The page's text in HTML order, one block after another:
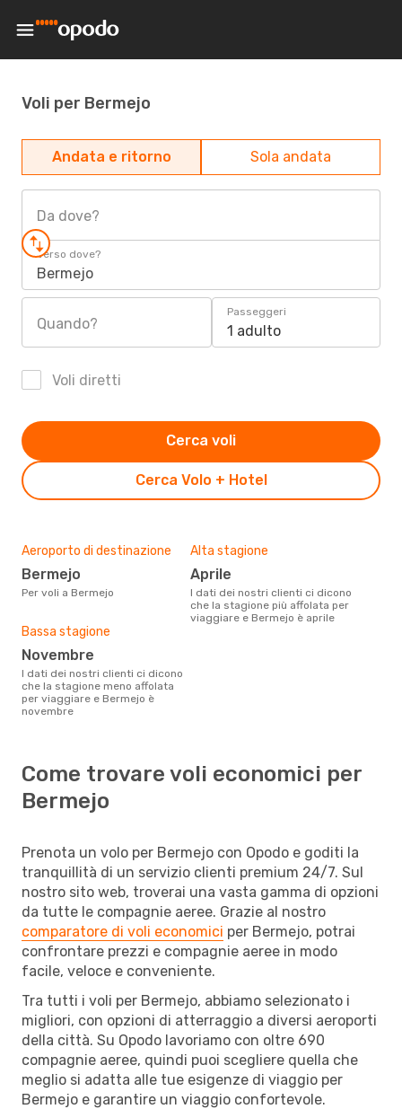
Voli per Bermejo
Andata e ritorno Sola andata
Da dove?
Verso dove?
Bermejo
Quando?
Passeggeri
1 adulto
Voli diretti
Cerca Volo + Hotel
Cerca voli
Aeroporto di destinazione
Bermejo
Per voli a Bermejo
Alta stagione
aprile
I dati dei nostri clienti ci dicono
che la stagione più affolata per
viaggiare e Bermejo è aprile
Bassa stagione
novembre
I dati dei nostri clienti ci dicono
che la stagione meno affolata
per viaggiare e Bermejo è
novembre
Come trovare voli economici per
Bermejo
Prenota un volo per Bermejo con Opodo e goditi la
tranquillità di un servizio clienti premium 24/7. Sul
nostro sito web, troverai una vasta gamma di opzioni
da tutte le compagnie aeree. Grazie al nostro
comparatore di voli economici per Bermejo, potrai
confrontare prezzi e compagnie aeree in modo
facile, veloce e conveniente.
Tra tutti i voli per Bermejo, abbiamo selezionato i
migliori, con opzioni di atterraggio a diversi aeroporti
della città. Su Opodo lavoriamo con oltre 690
compagnie aeree, quindi puoi scegliere quella che
meglio si adatta alle tue esigenze di viaggio per
Bermejo e garantire un viaggio confortevole.